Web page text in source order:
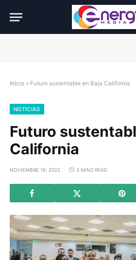
Inicio » Futuro sustentable en Baja California
NOTICIAS
Futuro
California
NOVIEMBRE 16, 2022 3 MINS READ